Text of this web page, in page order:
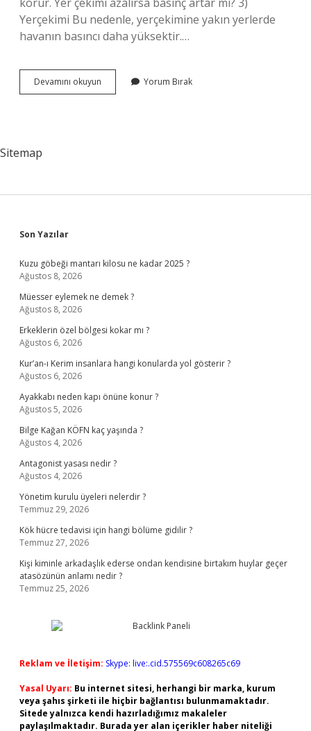
Yerçekimi Bu nedenle, yerçekimine yakın yerlerde
havanın basıncı daha yüksektir.…
Devamını okuyun
Nerede
Yorum Bırak
Sitemap
Sidebar
Son Yazılar
Kuzu göbeği mantarı kilosu ne kadar 2025 ?
Ağustos 8, 2026
Müesser eylemek ne demek ?
Ağustos 8, 2026
Erkeklerin özel bölgesi kokar mı ?
Ağustos 6, 2026
Kur’an-ı Kerim insanlara hangi konularda yol gösterir ?
Ağustos 6, 2026
Ayakkabı neden kapı önüne konur ?
Ağustos 5, 2026
Bilge Kağan KÖFN kaç yaşında ?
Ağustos 4, 2026
Antagonist yasası nedir ?
Ağustos 4, 2026
Yönetim kurulu üyeleri nelerdir ?
Temmuz 29, 2026
Kök hücre tedavisi için hangi bölüme gidilir ?
Temmuz 27, 2026
Kişi kiminle arkadaşlık ederse ondan kendisine birtakım huylar geçer
atasözünün anlamı nedir ?
Temmuz 25, 2026
Reklam ve İletişim: Skype: live:.cid.575569c608265c69
Yasal Uyarı: Bu internet sitesi, herhangi bir marka, kurum
veya şahıs şirketi ile hiçbir bağlantısı bulunmamaktadır.
Sitede yalnızca kendi hazırladığımız makaleler
paylaşılmaktadır. Burada yer alan içerikler haber niteliği